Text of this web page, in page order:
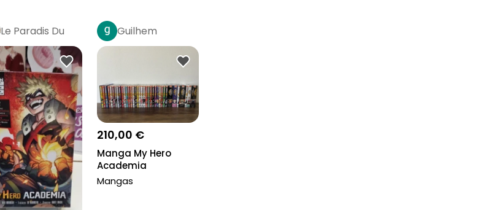
Le Paradis Du
Manga Pro
Guilhem
210,00 €
Manga My Hero
Academia
Mangas